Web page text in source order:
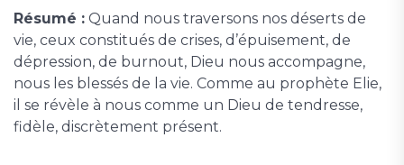
Résumé : Quand nous traversons nos déserts de
vie, ceux constitués de crises, d’épuisement, de
dépression, de burnout, Dieu nous accompagne,
nous les blessés de la vie. Comme au prophète Elie,
il se révèle à nous comme un Dieu de tendresse,
fidèle, discrètement présent.